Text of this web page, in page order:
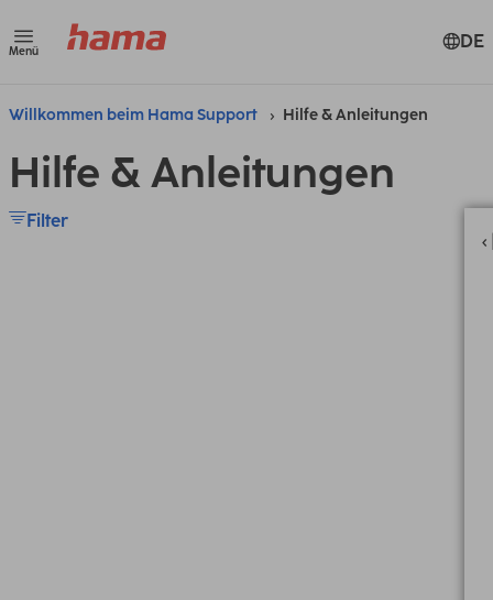
Menü DE
Willkommen beim Hama Support Hilfe & Anleitungen
Hilfe & Anleitungen
Filter